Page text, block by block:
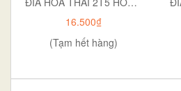
16.500₫
(Tạm hết hàng)